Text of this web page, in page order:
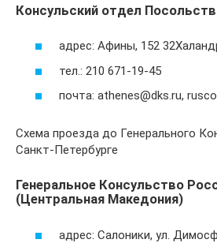
Консульский отдел
адрес: Афины, 152
тел.: 210 671-19-45
почта: athenes@dks.ru,
Схема проезда до Генерального
Санкт-Петербурге
Генеральное Консульство
(Центральная Македония)
адрес: Салоники, ул.